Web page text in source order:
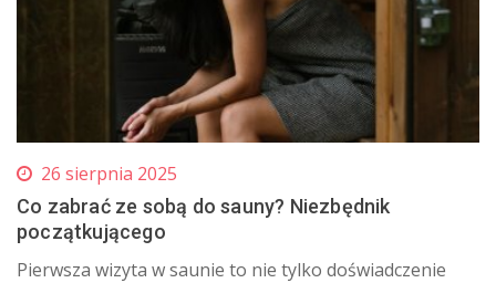
26 sierpnia 2025
Co zabrać ze sobą do sauny? Niezbędnik
początkującego
Pierwsza wizyta w saunie to nie tylko doświadczenie